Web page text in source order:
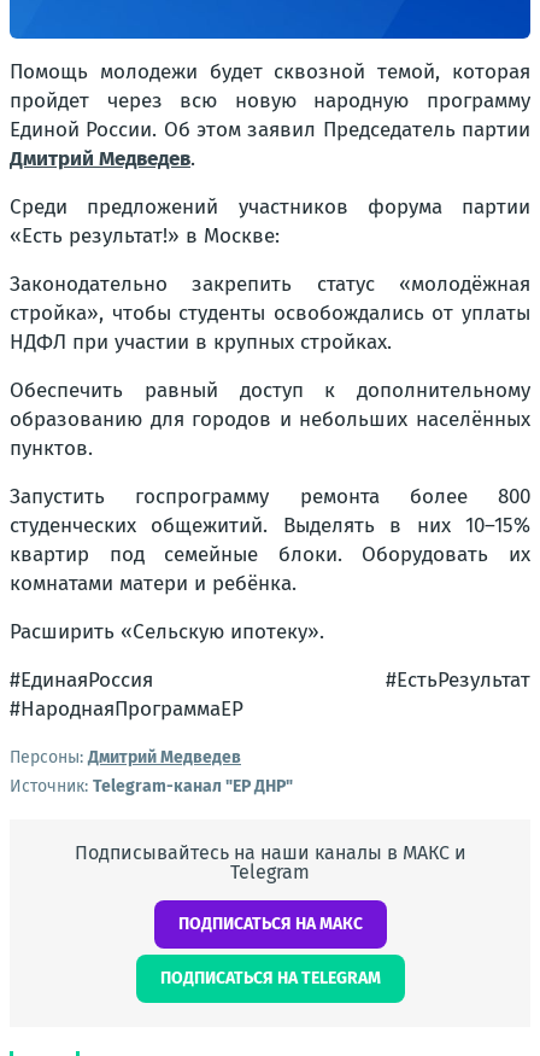
Помощь молодежи будет сквозной темой, которая
пройдет через всю новую народную программу
Единой России. Об этом заявил Председатель партии
Дмитрий Медведев.
Среди предложений участников форума партии
«Есть результат!» в Москве:
Законодательно закрепить статус «молодёжная
стройка», чтобы студенты освобождались от уплаты
НДФЛ при участии в крупных стройках.
Обеспечить равный доступ к дополнительному
образованию для городов и небольших населённых
пунктов.
Запустить госпрограмму ремонта более 800
студенческих общежитий. Выделять в них 10–15%
квартир под семейные блоки. Оборудовать их
комнатами матери и ребёнка.
Расширить «Сельскую ипотеку».
#ЕдинаяРоссия #ЕстьРезультат
#НароднаяПрограммаЕР
Персоны: Дмитрий Медведев
Источник: Telegram-канал "ЕР ДНР"
Подписывайтесь на наши каналы в МАКС и
Telegram
ПОДПИСАТЬСЯ НА МАКС
ПОДПИСАТЬСЯ НА TELEGRAM